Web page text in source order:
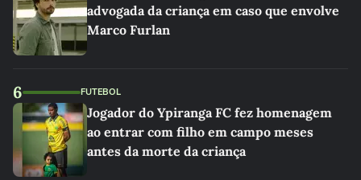
advogada da criança em caso que envolve
Marco Furlan
6 FUTEBOL
Jogador do Ypiranga FC fez homenagem
ao entrar com filho em campo meses
antes da morte da criança